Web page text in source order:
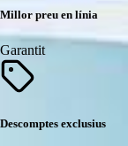
Millor preu en línia
Garantit
Descomptes exclusius